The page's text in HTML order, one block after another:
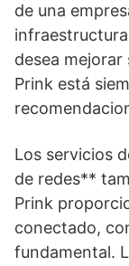
de una
desea mejorar
Prink está
Los servicios
de redes**
Prink
conectado,
fundamental.